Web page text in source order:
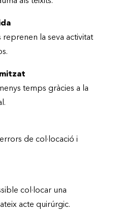
reprenen la seva activitat
temps gràcies a la
de col·locació i
col·locar una
acte quirúrgic.